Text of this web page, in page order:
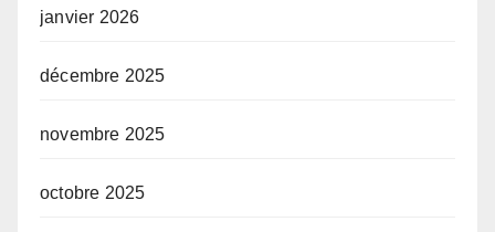
janvier 2026
décembre 2025
novembre 2025
octobre 2025